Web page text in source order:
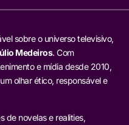
sobre o universo televisivo,
Medeiros. Com
e mídia desde 2010,
olhar ético, responsável e
de novelas e realities,